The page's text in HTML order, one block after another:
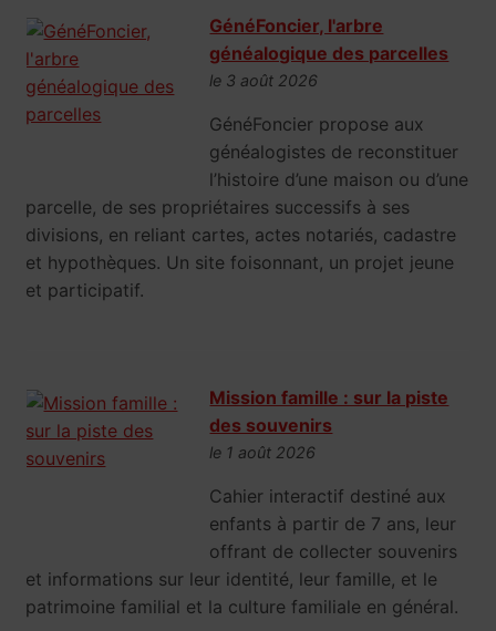
GénéFoncier, l'arbre
généalogique des parcelles
le 3 août 2026
GénéFoncier propose aux
généalogistes de reconstituer
l’histoire d’une maison ou d’une
parcelle, de ses propriétaires successifs à ses
divisions, en reliant cartes, actes notariés, cadastre
et hypothèques. Un site foisonnant, un projet jeune
et participatif.
Mission famille : sur la piste
des souvenirs
le 1 août 2026
Cahier interactif destiné aux
enfants à partir de 7 ans, leur
offrant de collecter souvenirs
et informations sur leur identité, leur famille, et le
patrimoine familial et la culture familiale en général.